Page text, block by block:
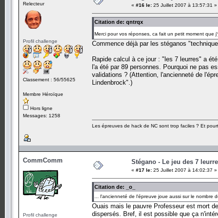
Relecteur
Profil challenge
Classement : 56/55625
Membre Héroïque
Hors ligne
Messages: 1258
« #16 le: 25 Juillet 2007 à 13:57:31 »
Citation de: qntrqx
Merci pour vos réponses, ca fait un petit moment que
Commence déjà par les stéganos
Rapide calcul à ce jour : "les 7 leurres" a
l'a été par 89 personnes. Pourquoi ne pas
validations ? (Attention, l'ancienneté de
Lindenbrock".)
Les épreuves de hack de NC sont trop faciles ? Et
CommComm
Profil challenge
Stégano - Le jeu des 7
« #17 le: 25 Juillet 2007 à 14:02:37 »
Citation de: _o_
... l'ancienneté de l'épreuve joue aussi sur le nombre
Ouais mais le pauvre Professeur est mort
dispersés. Bref, il est possible que ça